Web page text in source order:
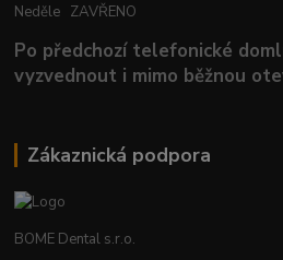
Neděle ZAVŘENO
Po předchozí telefonické
vyzvednout i mimo běžnou
Zákaznická podpora
BOME Dental s.r.o.